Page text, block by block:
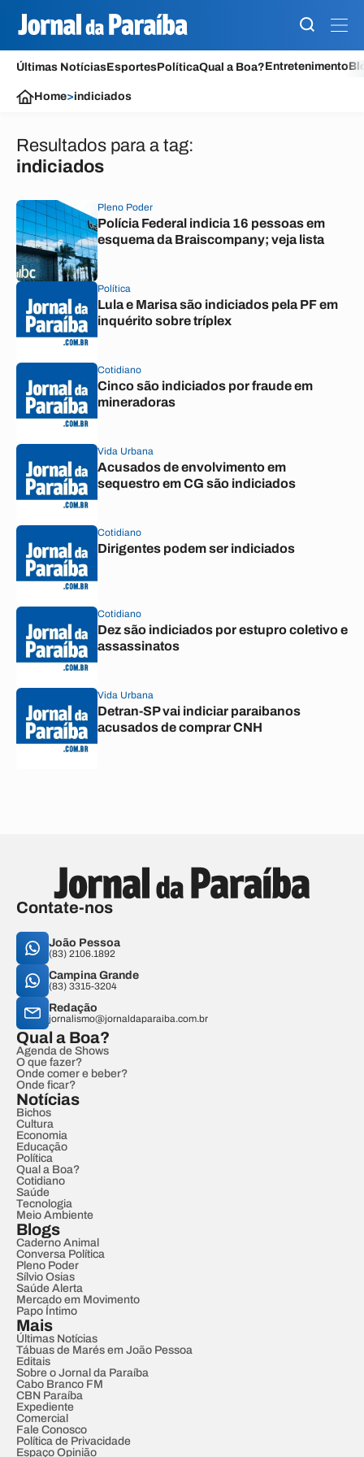
Últimas NotíciasEsportesPolíticaQual a Boa?Entretenimento
Home>indiciados
Resultados para a tag:
indiciados
Pleno Poder
Polícia Federal indicia 16 pessoas em
esquema da Braiscompany; veja lista
Política
Lula e Marisa são indiciados pela PF em
inquérito sobre tríplex
Cotidiano
Cinco são indiciados por fraude em
mineradoras
Vida Urbana
Acusados de envolvimento em
sequestro em CG são indiciados
Cotidiano
Dirigentes podem ser indiciados
Cotidiano
Dez são indiciados por estupro coletivo e
assassinatos
Vida Urbana
Detran-SP vai indiciar paraibanos
acusados de comprar CNH
Contate-nos
João Pessoa
(83) 2106.1892
Campina Grande
(83) 3315-3204
Redação
jornalismo@jornaldaparaiba.com.br
Qual a Boa?
Agenda de Shows
O que fazer?
Onde comer e beber?
Onde ficar?
Notícias
Bichos
Cultura
Economia
Educação
Política
Qual a Boa?
Cotidiano
Saúde
Tecnologia
Meio Ambiente
Blogs
Caderno Animal
Conversa Política
Pleno Poder
Sílvio Osias
Saúde Alerta
Mercado em Movimento
Papo Íntimo
Mais
Últimas Notícias
Tábuas de Marés em João Pessoa
Editais
Sobre o Jornal da Paraíba
Cabo Branco FM
CBN Paraíba
Expediente
Comercial
Fale Conosco
Política de Privacidade
Espaço Opinião